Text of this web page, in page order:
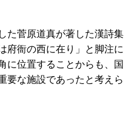
た菅原道真が著した漢詩集
府衙の西に在り」と脚注に
に位置することからも、国
要な施設であったと考えら